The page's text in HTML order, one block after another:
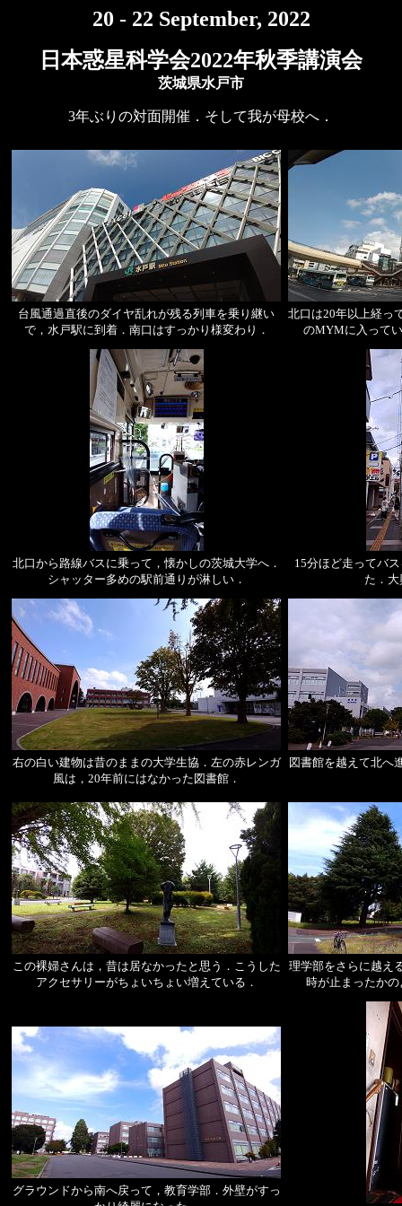
20 - 22 September, 2022
日本惑星科学会2022年秋季講演会
茨城県水戸市
3年ぶりの対面開催．そして我が母校へ．
台風通過直後のダイヤ乱れが残る列車を乗り継い
で，水戸駅に到着．南口はすっかり様変わり．
北口は20年以上経っ
のMYMに入って
北口から路線バスに乗って，懐かしの茨城大学へ．
シャッター多めの駅前通りが淋しい．
15分ほど走ってバ
た．
右の白い建物は昔のままの大学生協．左の赤レンガ
風は，20年前にはなかった図書館．
図書館を越えて北へ
この裸婦さんは，昔は居なかったと思う．こうした
アクセサリーがちょいちょい増えている．
理学部をさらに越え
時が止まったか
グラウンドから南へ戻って，教育学部．外壁がすっ